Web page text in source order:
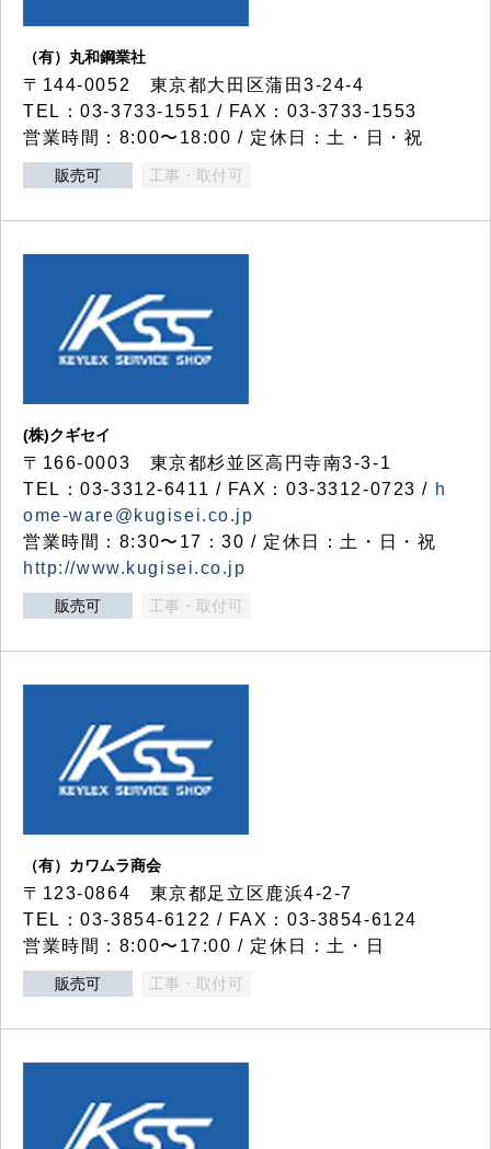
（有）丸和鋼業社
〒144-0052 東京都大田区蒲田3-24-4
TEL：03-3733-1551 / FAX：03-3733-1553
営業時間：8:00〜18:00 / 定休日：土・日・祝
販売可 工事・取付可
(株)クギセイ
〒166-0003 東京都杉並区高円寺南3-3-1
TEL：03-3312-6411 / FAX：03-3312-0723 / h
ome-ware@kugisei.co.jp
営業時間：8:30〜17：30 / 定休日：土・日・祝
http://www.kugisei.co.jp
販売可 工事・取付可
（有）カワムラ商会
〒123-0864 東京都足立区鹿浜4-2-7
TEL：03-3854-6122 / FAX：03-3854-6124
営業時間：8:00〜17:00 / 定休日：土・日
販売可 工事・取付可